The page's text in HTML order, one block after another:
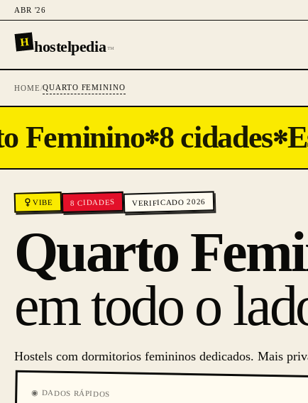
ABR '26
H hostelpedia™
HOME/QUARTO FEMININO
Feminino✻8 cidades✻
VIBE 8 CIDADES VERIFICADO 2026
Quarto
em todo o
Hostels com dormitorios femininos dedicados. Mais
◉ DADOS RÁPIDOS